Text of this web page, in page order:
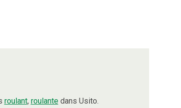
roulant, roulantedans Usito.